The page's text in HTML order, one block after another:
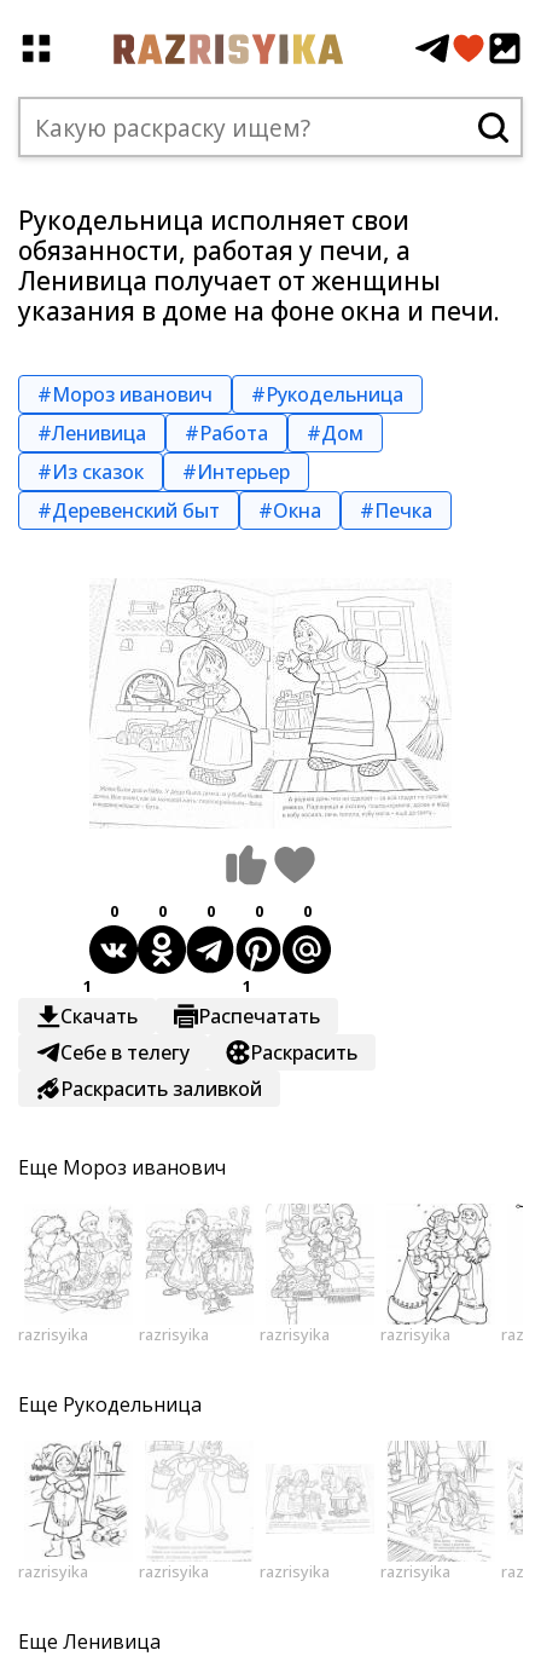
Рукодельница исполняет свои
обязанности, работая у печи, а
Ленивица получает от женщины
указания в доме на фоне окна и печи.
#Мороз иванович
#Рукодельница
#Ленивица
#Работа
#Дом
#Из сказок
#Интерьер
#Деревенский быт
#Окна #Печка
0 0 0 0 0
1
Скачать
1
Распечатать
Себе в телегу
Раскрасить
Раскрасить заливкой
Еще Мороз иванович
razrisyika razrisyika razrisyika razrisyika
Еще Рукодельница
razrisyika razrisyika razrisyika razrisyika
Еще Ленивица